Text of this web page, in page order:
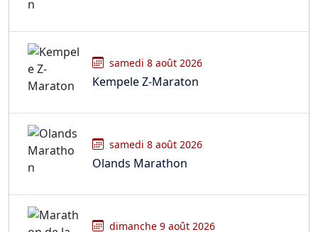
samedi 8 août 2026
Kempele Z-Maraton
samedi 8 août 2026
Olands Marathon
dimanche 9 août 2026